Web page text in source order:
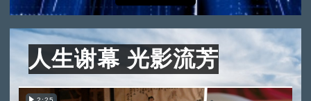
人生谢幕 光影流芳